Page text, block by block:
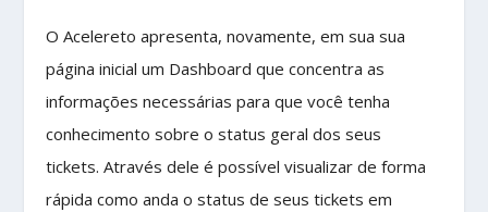
O Acelereto apresenta, novamente, em sua sua
página inicial um Dashboard que concentra as
informações necessárias para que você tenha
conhecimento sobre o status geral dos seus
tickets. Através dele é possível visualizar de forma
rápida como anda o status de seus tickets em